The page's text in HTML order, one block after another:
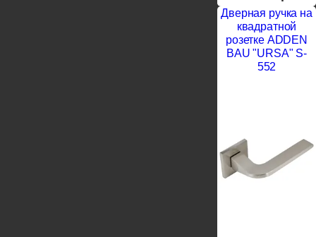
Дверная ручка на
квадратной
розетке ADDEN
BAU "URSA" S-
552